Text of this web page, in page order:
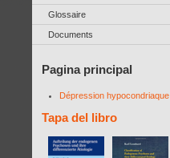
Glossaire
Documents
Pagina principal
Dépression hypocondriaque
Tapa del libro